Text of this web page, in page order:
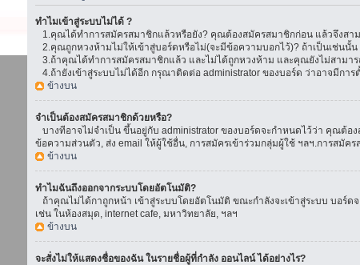
ทำไมเข้าสู่ระบบไม่ได้ ?
1.คุณได้ทำการสมัครสมาชิกแล้วหรือยัง? คุณต้องสมัครสมาชิกก่อน แล้วจึงสาม
2.คุณถูกหวงห้ามไม่ให้เข้าสู่บอร์ดหรือไม่(จะมีข้อความบอกไว้)? ถ้าเป็นเช่นนั้
3.ถ้าคุณได้ทำการสมัครสมาชิกแล้ว และไม่ได้ถูกหวงห้าม และคุณยังไม่สามา
4.ถ้ายังเข้าสู่ระบบไม่ได้อีก กรุณาติดต่อ administrator ของบอร์ด ว่าอาจมีกา
ข้างบน
จำเป็นต้องสมัครสมาชิกด้วยหรือ?
บางทีอาจไม่จำเป็น ขึ้นอยู่กับ administrator ของบอร์ดจะกำหนดไว้ว่า คุณต้
ข้อความส่วนตัว, ส่ง email ให้ผู้ใช้อื่น, การสมัครเข้าร่วมกลุ่มผู้ใช้ ฯลฯ.การสมั
ข้างบน
ทำไมฉันถึงออกจากระบบโดยอัตโนมัติ?
ถ้าคุณไม่ได้กาถูกหน้า เข้าสู่ระบบโดยอัตโนมัติ ขณะกำลังจะเข้าสู่ระบบ บอร์
เช่น ในห้องสมุด, internet cafe, มหาวิทยาลัย, ฯลฯ
ข้างบน
จะสั่งไม่ให้แสดงชื่อของฉัน ในรายชื่อผู้ที่กำลัง ออนไลน์ ได้อย่างไร?